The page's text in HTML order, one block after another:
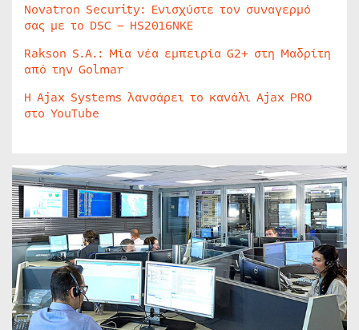
Novatron Security: Ενισχύστε τον συναγερμό
σας με το DSC – HS2016NKE
Rakson S.A.: Μία νέα εμπειρία G2+ στη Μαδρίτη
από την Golmar
Η Ajax Systems λανσάρει το κανάλι Ajax PRO
στο YouTube